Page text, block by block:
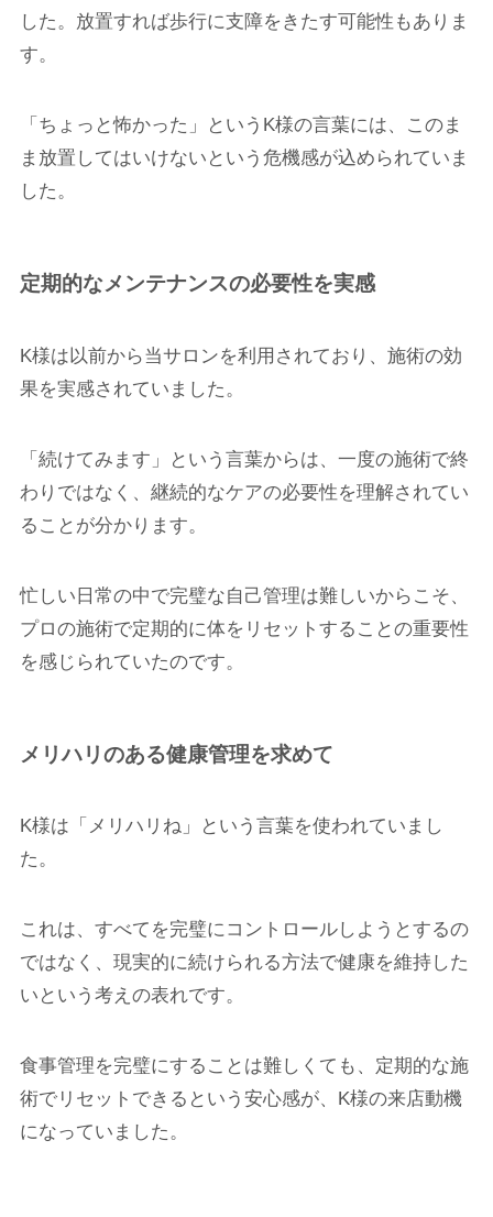
した。放置すれば歩行に支障をきたす可能性もありま
す。
「ちょっと怖かった」というK様の言葉には、このま
ま放置してはいけないという危機感が込められていま
した。
定期的なメンテナンスの必要性を実感
K様は以前から当サロンを利用されており、施術の効
果を実感されていました。
「続けてみます」という言葉からは、一度の施術で終
わりではなく、継続的なケアの必要性を理解されてい
ることが分かります。
忙しい日常の中で完璧な自己管理は難しいからこそ、
プロの施術で定期的に体をリセットすることの重要性
を感じられていたのです。
メリハリのある健康管理を求めて
K様は「メリハリね」という言葉を使われていまし
た。
これは、すべてを完璧にコントロールしようとするの
ではなく、現実的に続けられる方法で健康を維持した
いという考えの表れです。
食事管理を完璧にすることは難しくても、定期的な施
術でリセットできるという安心感が、K様の来店動機
になっていました。